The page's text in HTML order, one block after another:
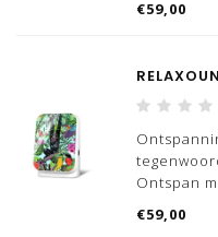
Deze
op iedere
kantoor
€59,00
Ontspan
€59,00